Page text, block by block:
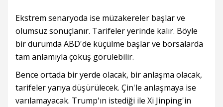
Ekstrem senaryoda ise müzakereler başlar ve
olumsuz sonuçlanır. Tarifeler yerinde kalır. Böyle
bir durumda ABD'de küçülme başlar ve borsalarda
tam anlamıyla çöküş görülebilir.
Bence ortada bir yerde olacak, bir anlaşma olacak,
tarifeler yarıya düşürülecek. Çin'le anlaşmaya ise
varılamayacak. Trump'ın istediği ile Xi Jinping'in